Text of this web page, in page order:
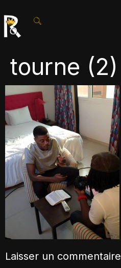
tourne (2)
Laisser un commentaire